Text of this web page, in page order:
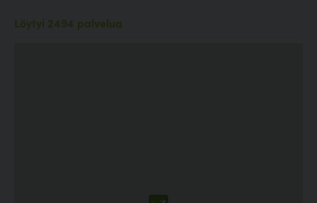
Löytyi 2494 palvelua